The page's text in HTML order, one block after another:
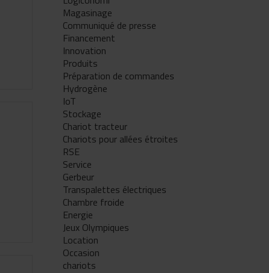
Magasinage
Communiqué de presse
Financement
Innovation
Produits
Préparation de commandes
Hydrogène
IoT
Stockage
Chariot tracteur
Chariots pour allées étroites
RSE
Service
Gerbeur
Transpalettes électriques
Chambre froide
Energie
Jeux Olympiques
Location
Occasion
chariots